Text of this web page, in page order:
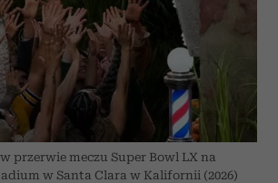
przerwie meczu Super Bowl LX na
w Santa Clara w Kalifornii (2026)